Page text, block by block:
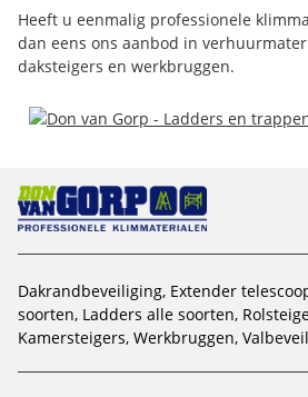
Heeft u eenmalig professionele
dan eens ons aanbod in
daksteigers en werkbruggen.
Dakrandbeveiliging, Extender
soorten, Ladders alle soorten,
Kamersteigers, Werkbruggen,